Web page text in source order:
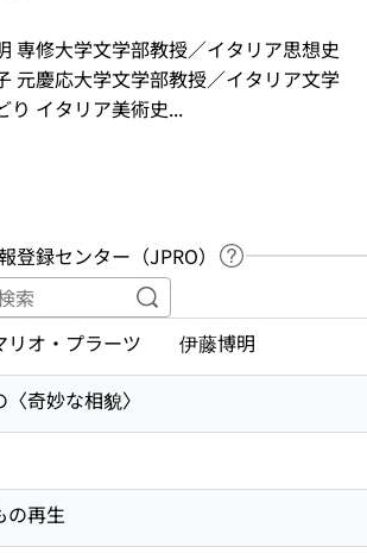
専修大学文学部教授／イタリア思想史
元慶応大学文学部教授／イタリア文学
り イタリア美術史...
登録センター（JPRO）
ヘルプページへ
キーワードで目次内を検索
リオ・プラーツ 伊藤博明
奇妙な相貌〉
の再生